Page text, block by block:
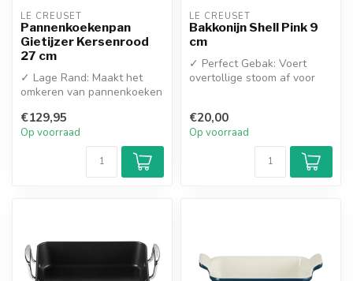
LE CREUSET
Pannenkoekenpan
Gietijzer Kersenrood
27 cm
✓ Lage Rand: Maakt het
omkeren van pannenkoeken
✓ Du...
€129,95
Op voorraad
LE CREUSET
Bakkonijn Shell Pink 9
cm
✓ Perfect Gebak: Voert
overtollige stoom af voor
€20,00
Op voorraad